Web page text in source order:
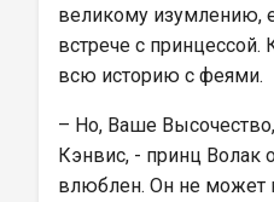
великому изумлению,
встрече с принцессой.
всю историю с феями.
– Но, Ваше
Кэнвис, - принц Волак
влюблен. Он не может